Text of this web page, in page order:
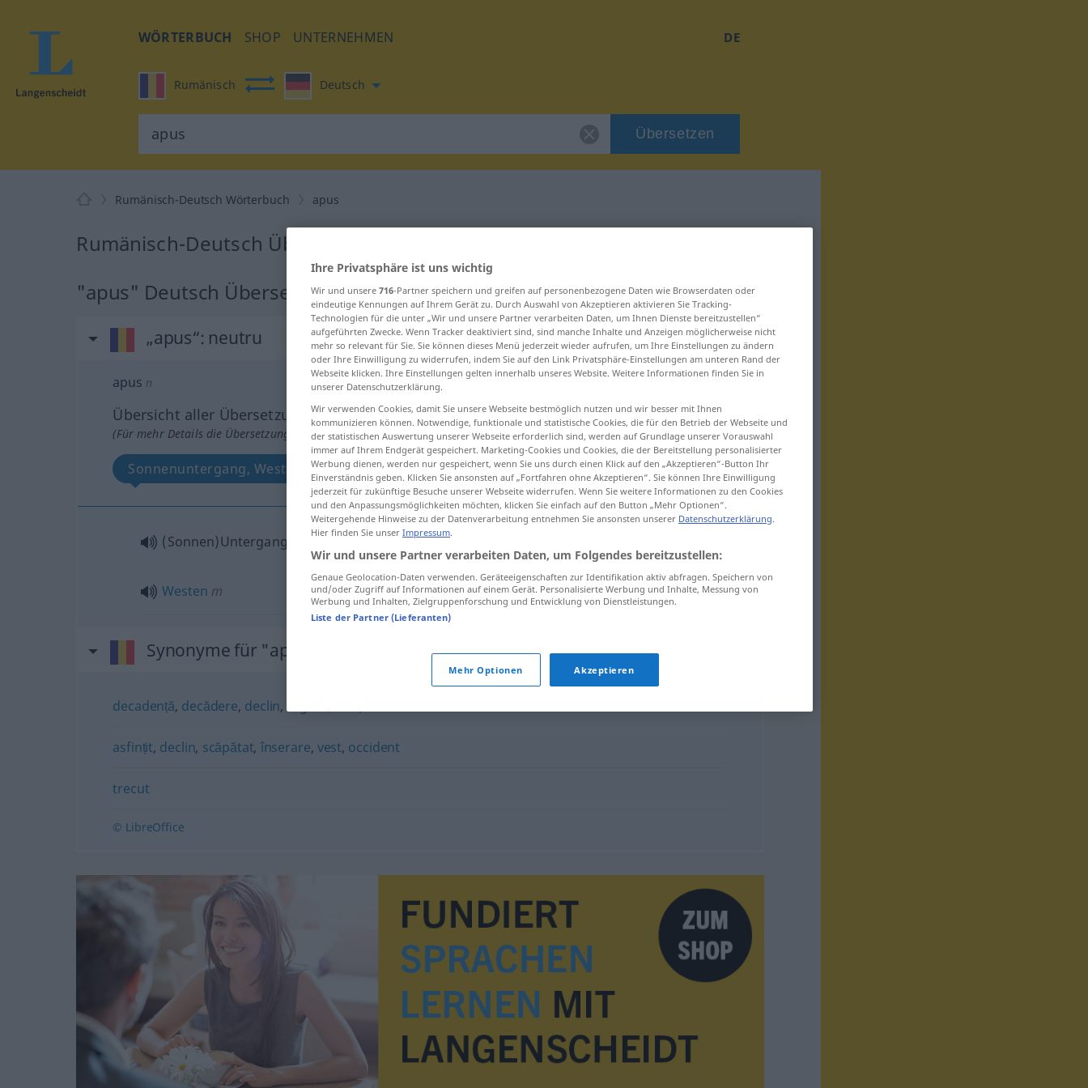
WÖRTERBUCH SHOP UNTERNEHMEN DE
Rumänisch Deutsch
Übersetzen
Rumänisch-Deutsch Wörterbuch apus
Rumänisch-Deutsch Übersetzung für "apus"
"apus" Deutsch Übersetzung
„apus“: neutru
apus n
Übersicht aller Übersetzungen
(Für mehr Details die Übersetzung anklicken/antippen)
Sonnenuntergang, Westen
(Sonnen)Untergang
Westen m apus
Synonyme für "apus"
decadență, decădere, declin,regres
asfințit, declin, scăpătat, înserare, vest, occident
trecut
© LibreOffice
Ihre Privatsphäre ist uns wichtig
Wir und unsere 716-Partner speichern und greifen auf personenbezogene Daten wie Browserdaten oder
eindeutige Kennungen auf Ihrem Gerät zu. Durch Auswahl von Akzeptieren aktivieren Sie Tracking-
Technologien für die unter „Wir und unsere Partner verarbeiten Daten, um Ihnen Dienste bereitzustellen“
aufgeführten Zwecke. Wenn Tracker deaktiviert sind, sind manche Inhalte und Anzeigen möglicherweise nicht
mehr so relevant für Sie. Sie können dieses Menü jederzeit wieder aufrufen, um Ihre Einstellungen zu ändern
oder Ihre Einwilligung zu widerrufen, indem Sie auf den Link Privatsphäre-Einstellungen am unteren Rand der
Webseite klicken. Ihre Einstellungen gelten innerhalb unseres Website. Weitere Informationen finden Sie in
unserer Datenschutzerklärung.
Wir verwenden Cookies, damit Sie unsere Webseite bestmöglich nutzen und wir besser mit Ihnen
kommunizieren können. Notwendige, funktionale und statistische Cookies, die für den Betrieb der Webseite und
der statistischen Auswertung unserer Webseite erforderlich sind, werden auf Grundlage unserer Vorauswahl
immer auf Ihrem Endgerät gespeichert. Marketing-Cookies und Cookies, die der Bereitstellung personalisierter
Werbung dienen, werden nur gespeichert, wenn Sie uns durch einen Klick auf den „Akzeptieren“-Button Ihr
Einverständnis geben. Klicken Sie ansonsten auf „Fortfahren ohne Akzeptieren“. Sie können Ihre Einwilligung
jederzeit für zukünftige Besuche unserer Webseite widerrufen. Wenn Sie weitere Informationen zu den Cookies
und den Anpassungsmöglichkeiten möchten, klicken Sie einfach auf den Button „Mehr Optionen“.
Weitergehende Hinweise zu der Datenverarbeitung entnehmen Sie ansonsten unserer Datenschutzerklärung.
Hier finden Sie unser Impressum.
Wir und unsere Partner verarbeiten Daten, um Folgendes bereitzustellen:
Genaue Geolocation-Daten verwenden. Geräteeigenschaften zur Identifikation aktiv abfragen. Speichern von
und/oder Zugriff auf Informationen auf einem Gerät. Personalisierte Werbung und Inhalte, Messung von
Werbung und Inhalten, Zielgruppenforschung und Entwicklung von Dienstleistungen.
Liste der Partner (Lieferanten)
Mehr Optionen Akzeptieren